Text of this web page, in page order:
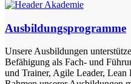
Ausbildungs­programme
Unsere Ausbildungen
Befähigung als Fach- und
und Trainer, Agile Leader,